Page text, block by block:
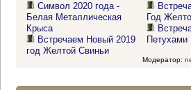
Символ 2020 года -
Белая Металлическая
Крыса
Встречаем Новый 2019
год Желтой Свиньи
Год
Петухами
Модератор: